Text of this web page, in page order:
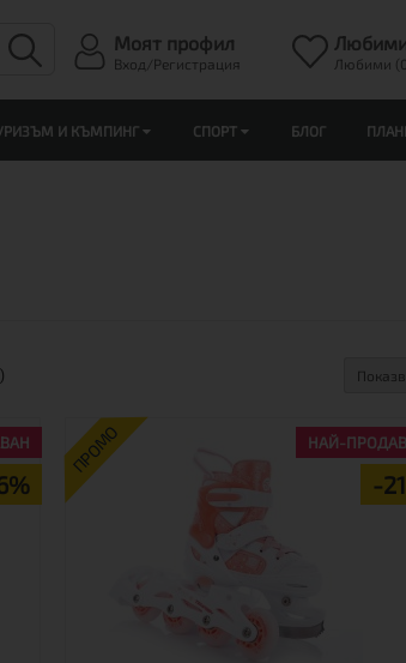
Моят профил
Вход/Регистрация Любими
И КЪМПИНГ СПОРТ БЛОГ
ПРОМО
-
НАЙ-